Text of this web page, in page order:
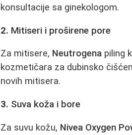
konsultacije sa ginekologom.
2. Mitiseri i proširene pore
Za mitisere, Neutrogena piling
kozmetičara za dubinsko
novih mitisera.
3. Suva koža i bore
Za suvu kožu, Nivea Oxygen